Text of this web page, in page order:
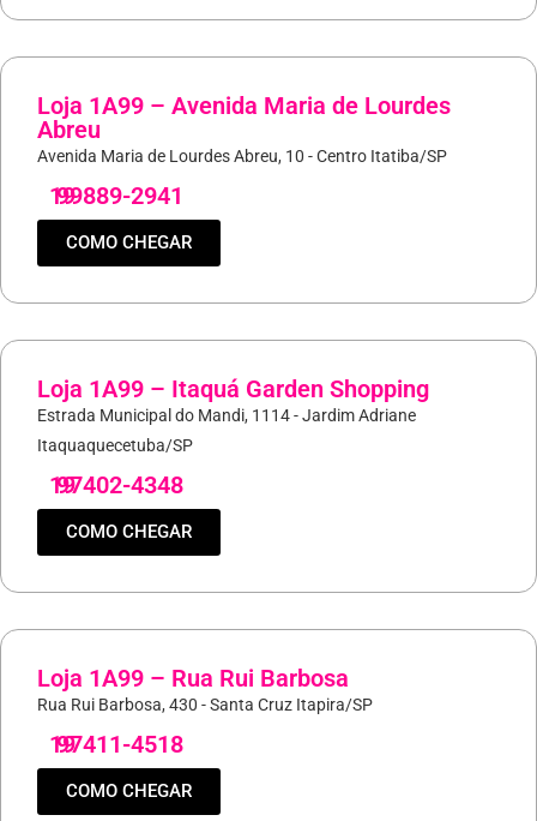
Loja 1A99 – Avenida Maria de Lourdes
Abreu
Avenida Maria de Lourdes Abreu, 10 - Centro Itatiba/SP
19
99889-2941
COMO CHEGAR
Loja 1A99 – Itaquá Garden Shopping
Estrada Municipal do Mandi, 1114 - Jardim Adriane
Itaquaquecetuba/SP
19
97402-4348
COMO CHEGAR
Loja 1A99 – Rua Rui Barbosa
Rua Rui Barbosa, 430 - Santa Cruz Itapira/SP
19
97411-4518
COMO CHEGAR